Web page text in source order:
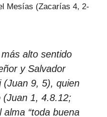
Mesías (Zacarías 4, 2-
alto sentido
y Salvador
(Juan 9, 5), quien
(Juan 1, 4.8.12;
“toda buena